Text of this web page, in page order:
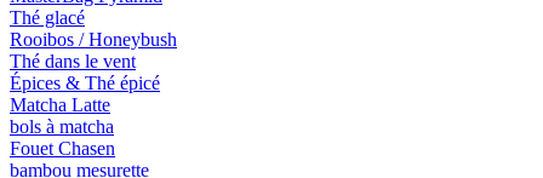
Thé glacé
Rooibos / Honeybush
Thé dans le vent
Épices & Thé épicé
Matcha Latte
bols à matcha
Fouet Chasen
bambou mesurette